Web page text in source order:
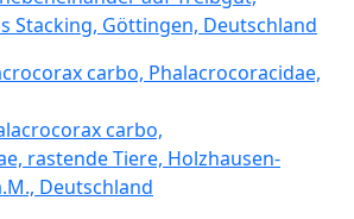
carbo, Phalacrocoracidae,